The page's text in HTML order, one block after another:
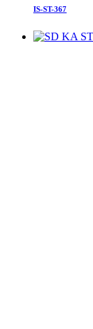
IS-ST-367